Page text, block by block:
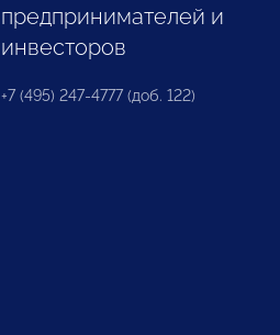
предпринимателей и
инвесторов
+7 (495) 247-4777 (доб. 122)